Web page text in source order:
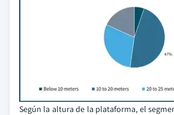
Según la altura de la plataforma, el